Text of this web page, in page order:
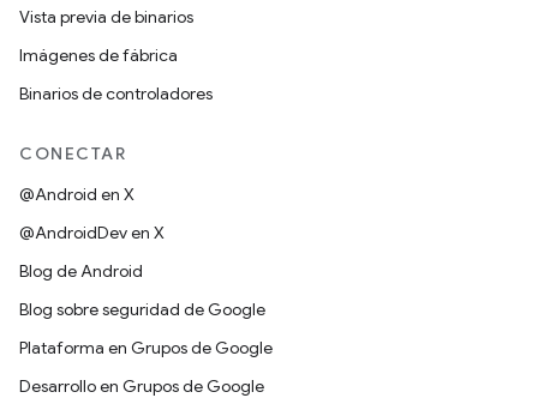
Vista previa de binarios
Imágenes de fábrica
Binarios de controladores
CONECTAR
@Android en X
@AndroidDev en X
Blog de Android
Blog sobre seguridad de Google
Plataforma en Grupos de Google
Desarrollo en Grupos de Google